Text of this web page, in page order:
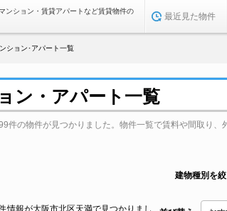
ンション・賃貸アパートなど賃貸物件の
最近見た物件
ション･アパート一覧
ン・アパート一覧
の物件が見つかりました。物件一覧で賃料や間取り、
建物種別を
情報が大阪市北区天満で見つかりまし